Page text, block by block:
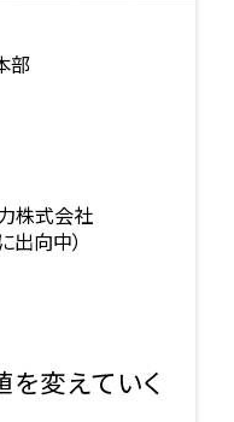
部
株式会社
向中）
を変えていく